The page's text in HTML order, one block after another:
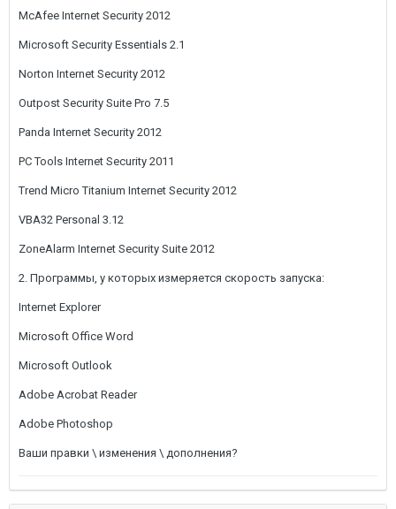
McAfee Internet Security 2012
Microsoft Security Essentials 2.1
Norton Internet Security 2012
Outpost Security Suite Pro 7.5
Panda Internet Security 2012
PC Tools Internet Security 2011
Trend Micro Titanium Internet Security 2012
VBA32 Personal 3.12
ZoneAlarm Internet Security Suite 2012
2. Программы, у которых измеряется скорость запуска:
Internet Explorer
Microsoft Office Word
Microsoft Outlook
Adobe Acrobat Reader
Adobe Photoshop
Ваши правки \ изменения \ дополнения?